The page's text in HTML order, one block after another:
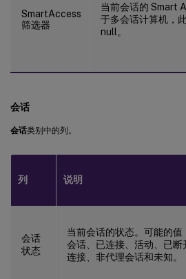
SmartAccess
筛选器
当前会话的 Smart
于多会话计算机，
null。
会话
会话类别中的列。
列 说明
会话
状态
当前会话的状态。可能的值
会话、已连接、活动、已断
连接、非代理会话和未知。